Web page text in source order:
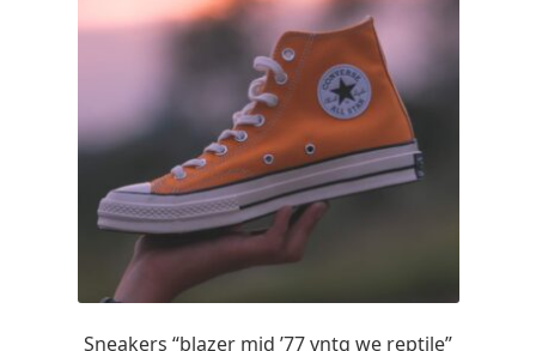
Sneakers “blazer mid ’77 vntg we reptile”